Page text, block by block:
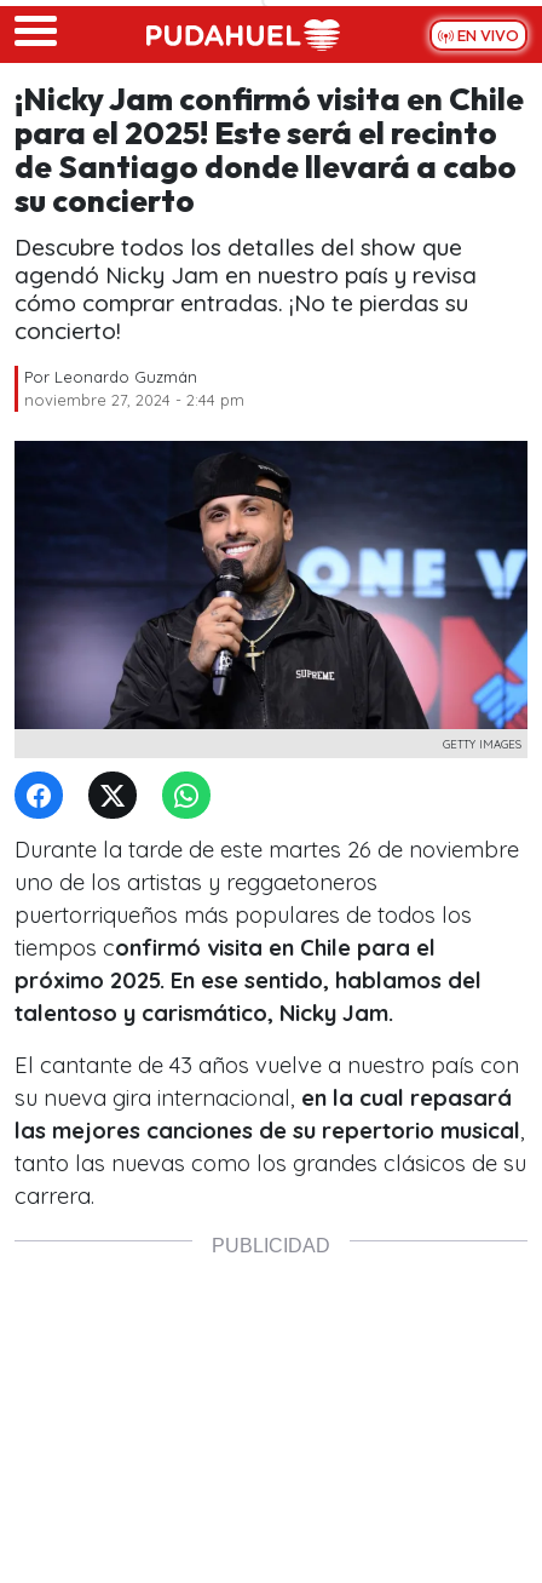
Skip to main content
EN VIVO
¡Nicky Jam confirmó visita en Chile
para el 2025! Este será el recinto
de Santiago donde llevará a cabo
su concierto
Descubre todos los detalles del show que
agendó Nicky Jam en nuestro país y revisa
cómo comprar entradas. ¡No te pierdas su
concierto!
Por Leonardo Guzmán
noviembre 27, 2024 - 2:44 pm
GETTY IMAGES
Durante la tarde de este martes 26 de noviembre
uno de los artistas y reggaetoneros
puertorriqueños más populares de todos los
tiempos confirmó visita en Chile para el
próximo 2025. En ese sentido, hablamos del
talentoso y carismático, Nicky Jam.
El cantante de 43 años vuelve a nuestro país con
su nueva gira internacional, en la cual repasará
las mejores canciones de su repertorio musical,
tanto las nuevas como los grandes clásicos de su
carrera.